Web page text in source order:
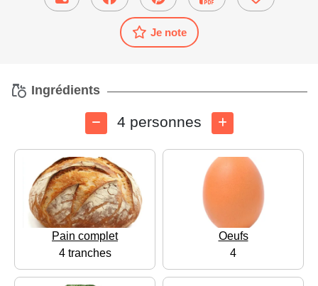
Je note
Ingrédients
4 personnes
Pain complet
4 tranches
Oeufs
4